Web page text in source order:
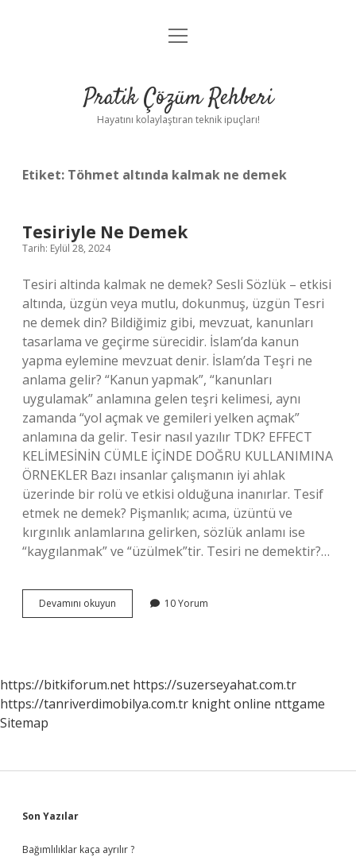
Anasayfa
Yasal Uyarı
menüyü
Pratik Çözüm Rehberi
Hayatını kolaylaştıran teknik ipuçları!
Etiket: Töhmet altında kalmak ne demek
Tesiriyle Ne Demek
Tarih: Eylül 28, 2024
Tesiri altinda kalmak ne demek? Sesli Sözlük – etkisi
altında, üzgün veya mutlu, dokunmuş, üzgün Tesri
ne demek din? Bildiğimiz gibi, mevzuat, kanunları
tasarlama ve geçirme sürecidir. İslam’da kanun
yapma eylemine mevzuat denir. İslam’da Teşri ne
anlama gelir? “Kanun yapmak”, “kanunları
uygulamak” anlamına gelen teşri kelimesi, aynı
zamanda “yol açmak ve gemileri yelken açmak”
anlamına da gelir. Tesir nasıl yazılır TDK? EFFECT
KELİMESİNİN CÜMLE İÇİNDE DOĞRU KULLANIMINA
ÖRNEKLER Bazı insanlar çalışmanın iyi ahlak
üzerinde bir rolü ve etkisi olduğuna inanırlar. Tesif
etmek ne demek? Pişmanlık; acıma, üzüntü ve
kırgınlık anlamlarına gelirken, sözlük anlamı ise
“kaygılanmak” ve “üzülmek”tir. Tesiri ne demektir?…
Devamını okuyun Tesiriyle
Ne
10 Yorum
https://bitkiforum.net https://suzerseyahat.com.tr
https://tanriverdimobilya.com.tr knight online nttgame
Sitemap
Sidebar
Son Yazılar
Bağımlılıklar kaça ayrılır ?